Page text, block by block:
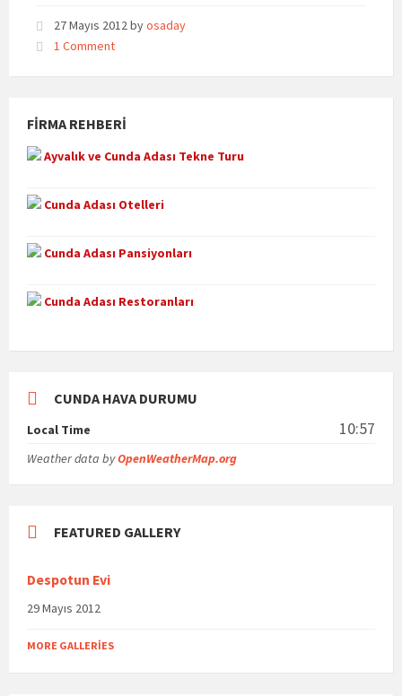
27 Mayıs 2012byosaday
1 Comment
FIRMA REHBERI
Ayvalık ve Cunda Adası Tekne Turu
Cunda Adası Otelleri
Cunda Adası Pansiyonları
Cunda Adası Restoranları
CUNDA HAVA DURUMU
Local Time 10:57
Weather data byOpenWeatherMap.org
FEATURED GALLERY
Despotun Evi
29 Mayıs 2012
MORE GALLERIES